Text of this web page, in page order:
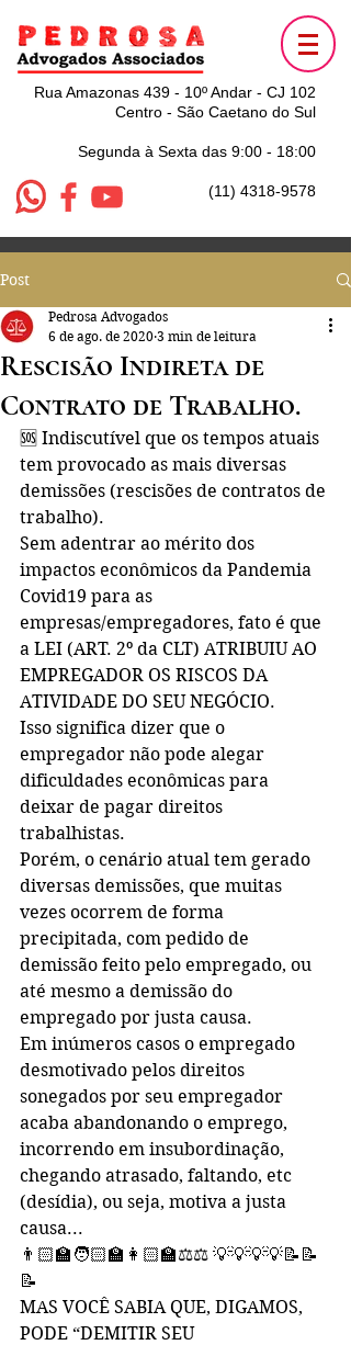
Rua Amazonas 439 - 10º Andar - CJ 102
Centro - São Caetano do Sul
Segunda à Sexta das 9:00 - 18:00
(11) 4318-9578
Post
Rescisão Indireta de
Contrato de Trabalho.
Pedrosa Advogados
6 de ago. de 2020 3 min de leitura
🆘 Indiscutível que os tempos atuais
tem provocado as mais diversas
demissões (rescisões de contratos de
trabalho).
Sem adentrar ao mérito dos
impactos econômicos da Pandemia
Covid19 para as
empresas/empregadores, fato é que
a LEI (ART. 2º da CLT) ATRIBUIU AO
EMPREGADOR OS RISCOS DA
ATIVIDADE DO SEU NEGÓCIO.
Isso significa dizer que o
empregador não pode alegar
dificuldades econômicas para
deixar de pagar direitos
trabalhistas.
Porém, o cenário atual tem gerado
diversas demissões, que muitas
vezes ocorrem de forma
precipitada, com pedido de
demissão feito pelo empregado, ou
até mesmo a demissão do
empregado por justa causa.
Em inúmeros casos o empregado
desmotivado pelos direitos
sonegados por seu empregador
acaba abandonando o emprego,
incorrendo em insubordinação,
chegando atrasado, faltando, etc
(desídia), ou seja, motiva a justa
causa...
👨🏻‍🏫🧑🏻‍🏫👩🏻‍🏫⚖️⚖️ 💡💡💡💡📝📝
📝
MAS VOCÊ SABIA QUE, DIGAMOS,
PODE “DEMITIR SEU